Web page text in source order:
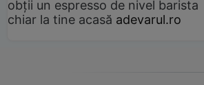
obții un espresso de nivel barista
chiar la tine acasă adevarul.ro